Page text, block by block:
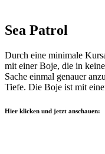
Sea Patrol
Durch eine minimale
mit einer Boje, die in
Sache einmal genauer
Tiefe. Die Boje ist mit
Hier klicken und jetzt anschauen: